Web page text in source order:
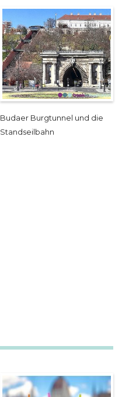
Budaer Burgtunnel und die
Standseilbahn